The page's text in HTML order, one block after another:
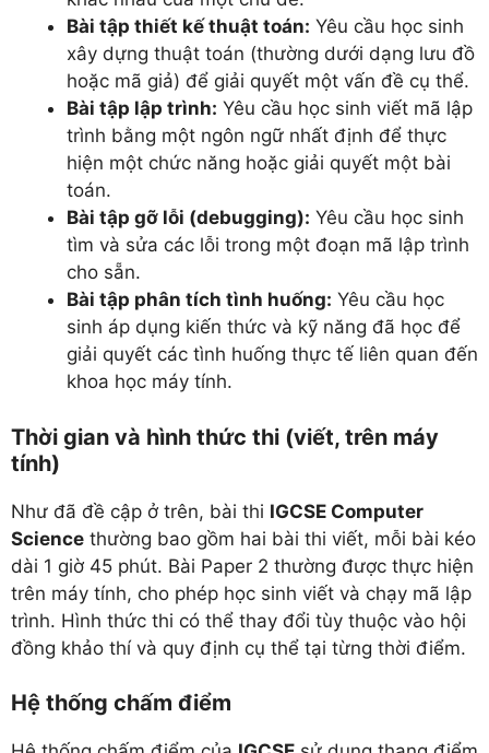
Bài tập thiết kế thuật toán: Yêu cầu học sinh
xây dựng thuật toán (thường dưới dạng lưu đồ
hoặc mã giả) để giải quyết một vấn đề cụ thể.
Bài tập lập trình: Yêu cầu học sinh viết mã lập
trình bằng một ngôn ngữ nhất định để thực
hiện một chức năng hoặc giải quyết một bài
toán.
Bài tập gỡ lỗi (debugging): Yêu cầu học sinh
tìm và sửa các lỗi trong một đoạn mã lập trình
cho sẵn.
Bài tập phân tích tình huống: Yêu cầu học
sinh áp dụng kiến thức và kỹ năng đã học để
giải quyết các tình huống thực tế liên quan đến
khoa học máy tính.
Thời gian và hình thức thi (viết, trên máy
tính)
Như đã đề cập ở trên, bài thi IGCSE Computer
Science thường bao gồm hai bài thi viết, mỗi bài kéo
dài 1 giờ 45 phút. Bài Paper 2 thường được thực hiện
trên máy tính, cho phép học sinh viết và chạy mã lập
trình. Hình thức thi có thể thay đổi tùy thuộc vào hội
đồng khảo thí và quy định cụ thể tại từng thời điểm.
Hệ thống chấm điểm